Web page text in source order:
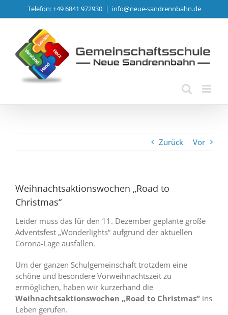
Inhalt
Telefon: +49 6841 972930 | info@neue-sandrennbahn.de
Zurück Vor
Weihnachtsaktionswochen „Road to
Christmas“
Leider muss das für den 11. Dezember geplante große
Adventsfest „Wonderlights“ aufgrund der aktuellen
Corona-Lage ausfallen.
Um der ganzen Schulgemeinschaft trotzdem eine
schöne und besondere Vorweihnachtszeit zu
ermöglichen, haben wir kurzerhand die
Weihnachtsaktionswochen „Road to Christmas“ ins
Leben gerufen.